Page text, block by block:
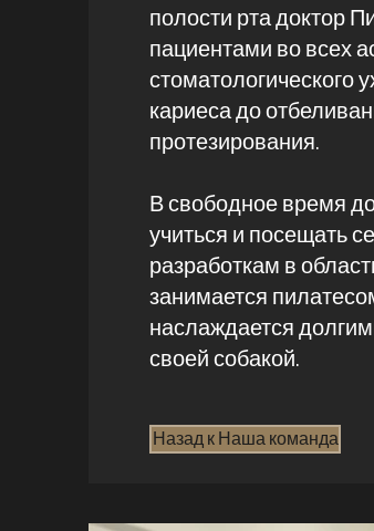
полости рта доктор
пациентами во всех
стоматологического
кариеса до
протезирования.
В свободное время
учиться и посещать
разработкам в
занимается
наслаждается
своей собакой.
Назад к Наша команда